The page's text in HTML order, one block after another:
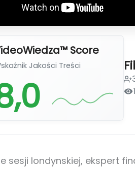
Score
Jakości Treści
sesji londynskiej, ekspert